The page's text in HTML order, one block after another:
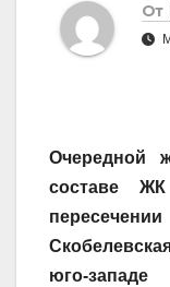
От
Очередной
составе
юго-